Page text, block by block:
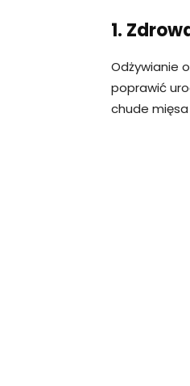
1.
Odżywianie
poprawić
chude